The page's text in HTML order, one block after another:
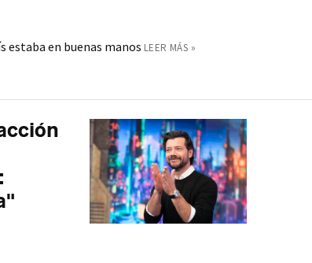
estaba en buenas manos LEER MÁS »